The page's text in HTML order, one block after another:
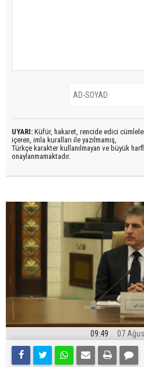
UYARI: Küfür, hakaret, rencide edici
içeren, imla kuralları ile yazılmamış,
Türkçe karakter kullanılmayan ve büyük
onaylanmamaktadır.
09:49 07